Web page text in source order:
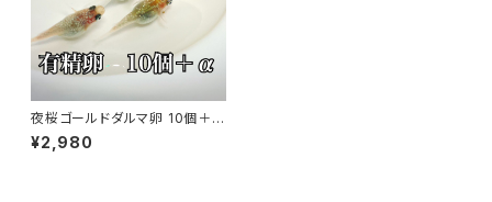
夜桜ゴールドダルマ卵 10個＋α
【送料無料・死着保証あり
¥2,980